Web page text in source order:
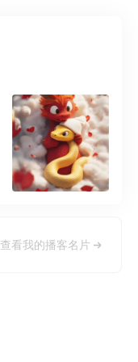
查看我的播客名片